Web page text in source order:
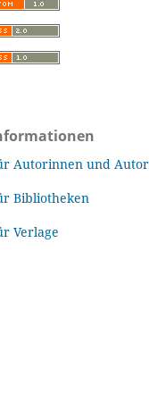
Autorinnen und
Bibliotheken
Verlage